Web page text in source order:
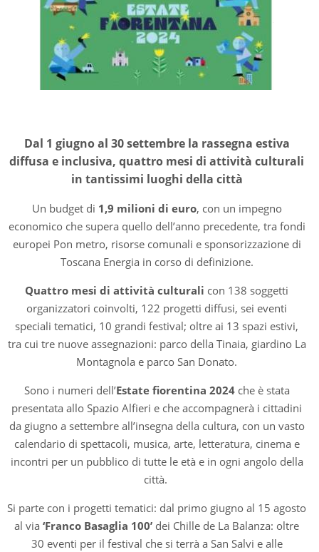
Dal 1 giugno al 30 settembre la rassegna estiva
diffusa e inclusiva, quattro mesi di attività culturali
in tantissimi luoghi della città
Un budget di 1,9 milioni di euro, con un impegno
economico che supera quello dell’anno precedente, tra fondi
europei Pon metro, risorse comunali e sponsorizzazione di
Toscana Energia in corso di definizione.
Quattro mesi di attività culturali con 138 soggetti
organizzatori coinvolti, 122 progetti diffusi, sei eventi
speciali tematici, 10 grandi festival; oltre ai 13 spazi estivi,
tra cui tre nuove assegnazioni: parco della Tinaia, giardino La
Montagnola e parco San Donato.
Sono i numeri dell’Estate fiorentina 2024che è stata
presentata allo Spazio Alfieri e che accompagnerà i cittadini
da giugno a settembre all’insegna della cultura, con un vasto
calendario di spettacoli, musica, arte, letteratura, cinema e
incontri per un pubblico di tutte le età e in ogni angolo della
città.
Si parte con i progetti tematici: dal primo giugno al 15 agosto
al via‘Franco Basaglia 100’ dei Chille de La Balanza: oltre
30 eventi per il festival che si terrà a San Salvi e alle